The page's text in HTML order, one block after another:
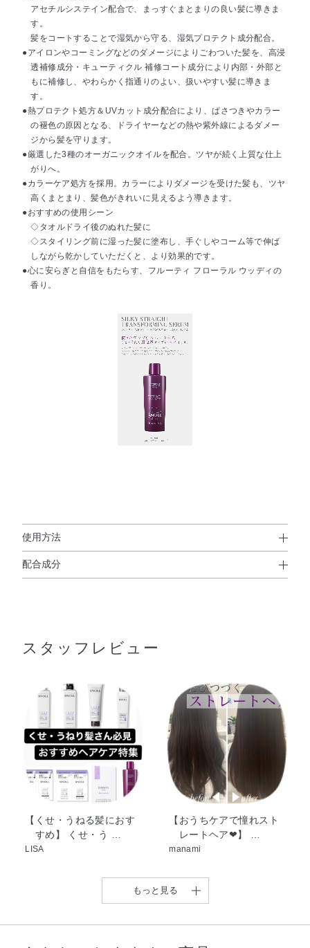
アセチルシステイン配合で、まっすぐまとまりの良い髪に導きま
す。
髪をコートすることで湿気から守る、湿気プロテクト成分配合。
●アイロンやコーミングなどのダメージによりごわついた髪を、高浸
透補修成分・キューティクル 補修コート成分により内部・外部と
もに補修し、やわらかく指通りのよい、扱いやすい髪に導きま
す。
●熱プロテクト処方＆UVカット成分配合により、ぱさつきやカラー
の褪色の原因となる、ドライヤーなどの熱や紫外線によるダメー
ジから髪を守ります。
●厳選した3種のオーガニックオイルを配合。ツヤが続く上質な仕上
がりへ。
●カラーケア処方を採用。カラーによりダメージを受けた髪も、ツヤ
高くまとまり、髪色がきれいに見えるよう導きます。
●おすすめの使用シーン
◇タオルドライ後のぬれた髪に
◇スタイリング前に湿った髪に塗布し、手ぐしやコーム等で伸ば
しながら乾かしていただくと、より効果的です。
●心に安らぎと自信をもたらす、フルーティ フローラル ウッディの
香り。
使用方法
使用方法
※乾いた髪ではなく、必ずぬれた髪にご使用ください。
●ボトルを斜めにかたむけて、5回以上良く振ります。
部分や毛先を中心に塗布し、手ぐしでなじませます。 （一度につ
けすぎるとベタつくので、少量ずつ数回に分けて塗布すると、仕
上がりが良くなります）
使用量は髪の量に合わせて、ご調整ください。
※セミロングで6～8滴が使用量の目安です。
●全体になじませたら、コームなどで伸ばしたい方向にやさしくコー
ミングします。
●手ぐしやコームで毛先方向にまっすぐ軽く伸ばしながら、ドライヤ
ーでよく乾かしてください。
最後は冷風に切り替えて、ブローすると、よりサラサラに仕上が
ります。
配合成分
ン・アルガニアスピノサ核油・オリーブ果実油・サフラワ
チルヘキシル・フェノキシエタノール・香料
スタッフレビュー
【くせ・うねる髪におす
すめ】 くせ・う …
LISA
【おうちケアで憧れスト
レートヘア❤︎】 …
manami
もっと見る